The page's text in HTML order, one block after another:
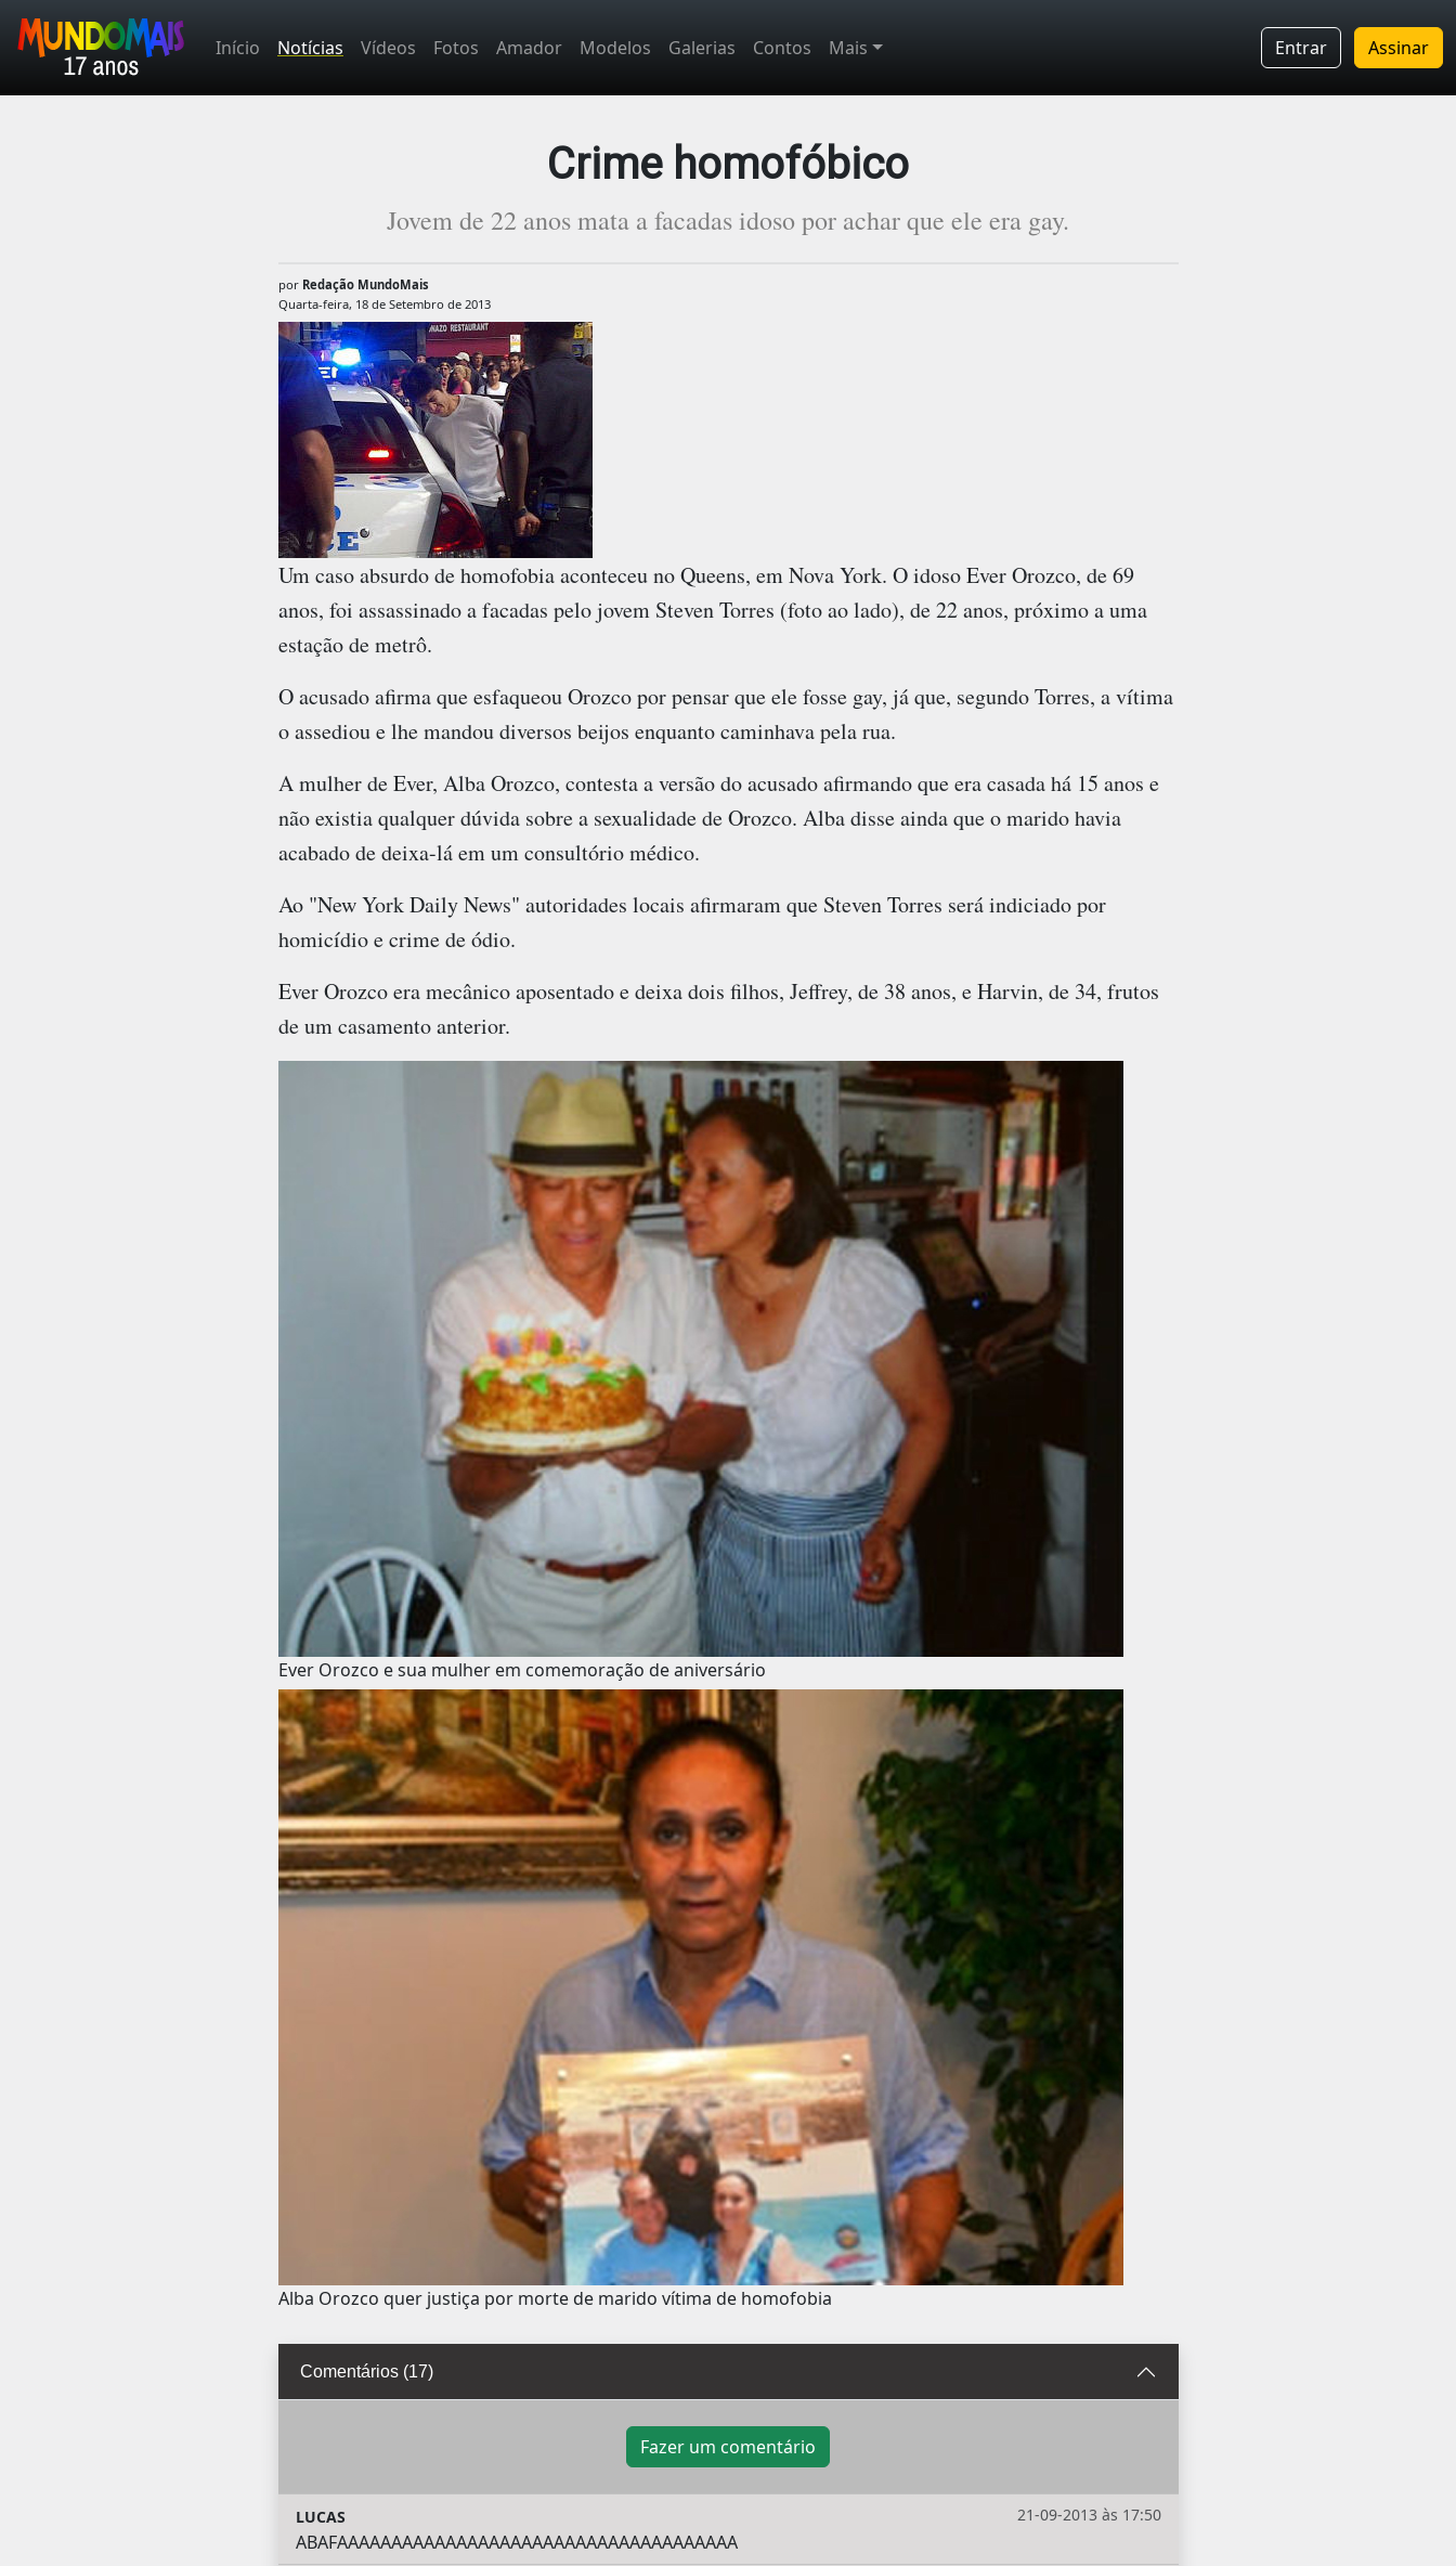
Início Notícias Vídeos Fotos Amador Modelos Galerias Contos Mais Entrar Assinar
Crime homofóbico
Jovem de 22 anos mata a facadas idoso por achar que ele era gay.
por Redação MundoMais
Quarta-feira, 18 de Setembro de 2013
Um caso absurdo de homofobia aconteceu no Queens, em Nova York. O idoso Ever Orozco, de 69
anos, foi assassinado a facadas pelo jovem Steven Torres (foto ao lado), de 22 anos, próximo a uma
estação de metrô.
O acusado afirma que esfaqueou Orozco por pensar que ele fosse gay, já que, segundo Torres, a vítima
o assediou e lhe mandou diversos beijos enquanto caminhava pela rua.
A mulher de Ever, Alba Orozco, contesta a versão do acusado afirmando que era casada há 15 anos e
não existia qualquer dúvida sobre a sexualidade de Orozco. Alba disse ainda que o marido havia
acabado de deixa-lá em um consultório médico.
Ao "New York Daily News" autoridades locais afirmaram que Steven Torres será indiciado por
homicídio e crime de ódio.
Ever Orozco era mecânico aposentado e deixa dois filhos, Jeffrey, de 38 anos, e Harvin, de 34, frutos
de um casamento anterior.
Ever Orozco e sua mulher em comemoração de aniversário
Alba Orozco quer justiça por morte de marido vítima de homofobia
Comentários (17)
Fazer um comentário
21-09-2013 às 17:50
LUCAS
ABAFAAAAAAAAAAAAAAAAAAAAAAAAAAAAAAAAAAAAA